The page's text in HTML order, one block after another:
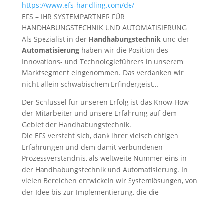
https://www.efs-handling.com/de/
EFS – IHR SYSTEMPARTNER FÜR
HANDHABUNGSTECHNIK UND AUTOMATISIERUNG
Als Spezialist in der Handhabungstechnikund der
Automatisierunghaben wir die Position des
Innovations- und Technologieführers in unserem
Marktsegment eingenommen. Das verdanken wir
nicht allein schwäbischem Erfindergeist…
Der Schlüssel für unseren Erfolg ist das Know-How
der Mitarbeiter und unsere Erfahrung auf dem
Gebiet der Handhabungstechnik.
Die EFS versteht sich, dank ihrer vielschichtigen
Erfahrungen und dem damit verbundenen
Prozessverständnis, als weltweite Nummer eins in
der Handhabungstechnik und Automatisierung. In
vielen Bereichen entwickeln wir Systemlösungen, von
der Idee bis zur Implementierung, die die